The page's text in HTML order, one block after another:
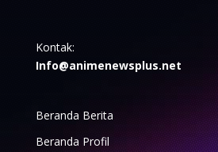
Kontak:
Info@animenewsplus.net
Beranda Berita
Beranda Profil